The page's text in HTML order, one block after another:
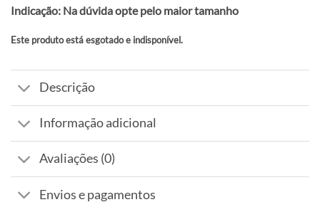
Indicação: Na dúvida opte pelo maior tamanho
Este produto está esgotado e indisponível.
Alternative:
Descrição
Informação adicional
Avaliações (0)
Envios e pagamentos